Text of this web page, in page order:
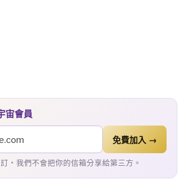
宙會員
免費加入 →
・我們不會把你的信箱分享給第三方。